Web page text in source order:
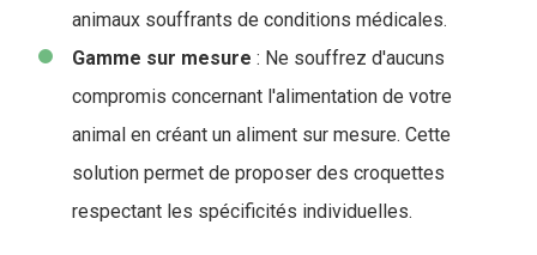
animaux souffrants de conditions médicales.
Gamme sur mesure : Ne souffrez d'aucuns
compromis concernant l'alimentation de votre
animal en créant un aliment sur mesure. Cette
solution permet de proposer des croquettes
respectant les spécificités individuelles.